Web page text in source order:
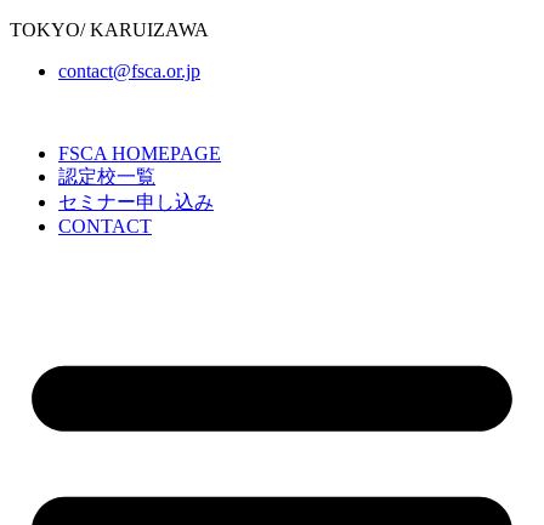
TOKYO/ KARUIZAWA
contact@fsca.or.jp
FSCA HOMEPAGE
認定校一覧
セミナー申し込み
CONTACT